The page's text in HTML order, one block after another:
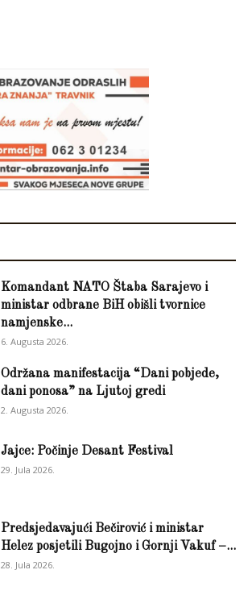
Komandant NATO Štaba Sarajevo i
ministar odbrane BiH obišli tvornice
namjenske...
6. Augusta 2026.
Održana manifestacija “Dani pobjede,
dani ponosa” na Ljutoj gredi
2. Augusta 2026.
Jajce: Počinje Desant Festival
29. Jula 2026.
Predsjedavajući Bečirović i ministar
Helez posjetili Bugojno i Gornji Vakuf –...
28. Jula 2026.